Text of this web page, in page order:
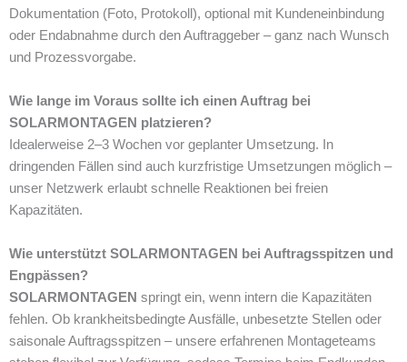
Dokumentation (Foto, Protokoll), optional mit Kundeneinbindung
oder Endabnahme durch den Auftraggeber – ganz nach Wunsch
und Prozessvorgabe.
Wie lange im Voraus sollte ich einen Auftrag bei
SOLARMONTAGEN platzieren?
Idealerweise 2–3 Wochen vor geplanter Umsetzung. In
dringenden Fällen sind auch kurzfristige Umsetzungen möglich –
unser Netzwerk erlaubt schnelle Reaktionen bei freien
Kapazitäten.
Wie unterstützt SOLARMONTAGEN bei Auftragsspitzen und
Engpässen?
SOLARMONTAGEN springt ein, wenn intern die Kapazitäten
fehlen. Ob krankheitsbedingte Ausfälle, unbesetzte Stellen oder
saisonale Auftragsspitzen – unsere erfahrenen Montageteams